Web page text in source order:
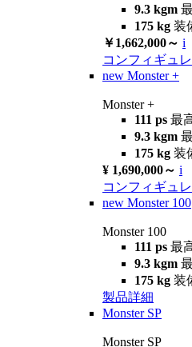
9.3 kgm
175 kg 装
￥1,662,000～ i
コンフィギュ
new Monster +
Monster +
111 ps 最
9.3 kgm
175 kg 装
¥ 1,690,000～ i
コンフィギュ
new Monster 100
Monster 100
111 ps 最
9.3 kgm
175 kg 装
製品詳細
Monster SP
Monster SP